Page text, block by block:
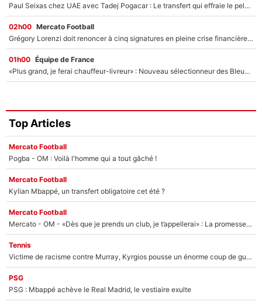
Paul Seixas chez UAE avec Tadej Pogacar : Le transfert qui effraie le peloton, «c’est la pire des choses qui puisse arriver»
02h00 Mercato Football
Grégory Lorenzi doit renoncer à cinq signatures en pleine crise financière : L’IA propose sept noms à l’OM pour un mercato réussi... à seulement 5M€ !
01h00 Équipe de France
«Plus grand, je ferai chauffeur-livreur» : Nouveau sélectionneur des Bleus, Zinédine Zidane s’était imaginé un avenir très différent lorsqu'il était enfant
Top Articles
Mercato Football
Pogba - OM : Voilà l'homme qui a tout gâché !
Mercato Football
Kylian Mbappé, un transfert obligatoire cet été ?
Mercato Football
Mercato - OM - «Dès que je prends un club, je t’appellerai» : La promesse de Marcelino au moment de claquer la porte
Tennis
Victime de racisme contre Murray, Kyrgios pousse un énorme coup de gueule !
PSG
PSG : Mbappé achève le Real Madrid, le vestiaire exulte